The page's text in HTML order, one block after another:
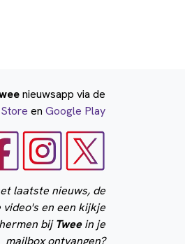
nieuwsapp via de
en Google Play
laatste nieuws, de
video's en een kijkje
bijTweein je
mailbox ontvangen?